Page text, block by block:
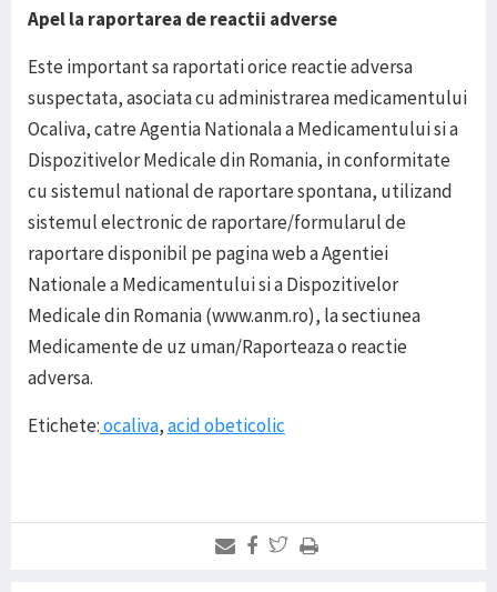
Apel la raportarea de reactii adverse
Este important sa raportati orice reactie adversa
suspectata, asociata cu administrarea medicamentului
Ocaliva, catre Agentia Nationala a Medicamentului si a
Dispozitivelor Medicale din Romania, in conformitate
cu sistemul national de raportare spontana, utilizand
sistemul electronic de raportare/formularul de
raportare disponibil pe pagina web a Agentiei
Nationale a Medicamentului si a Dispozitivelor
Medicale din Romania (www.anm.ro), la sectiunea
Medicamente de uz uman/Raporteaza o reactie
adversa.
Etichete:ocaliva,acid obeticolic